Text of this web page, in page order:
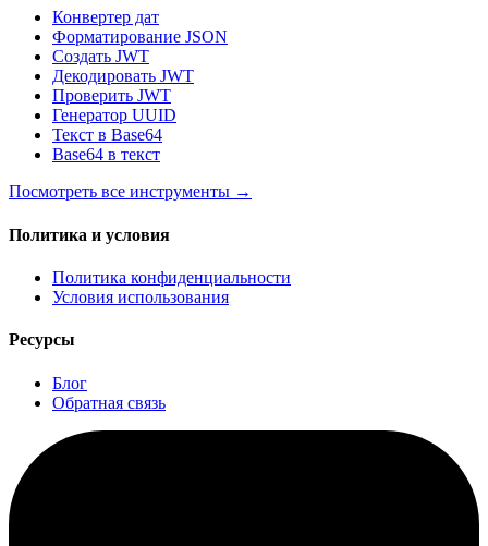
Конвертер дат
Форматирование JSON
Создать JWT
Декодировать JWT
Проверить JWT
Генератор UUID
Текст в Base64
Base64 в текст
Посмотреть все инструменты →
Политика и условия
Политика конфиденциальности
Условия использования
Ресурсы
Блог
Обратная связь